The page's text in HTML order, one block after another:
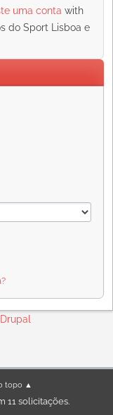
uma conta with
do Sport Lisboa e
Drupal
topo ▲
11 solicitações.